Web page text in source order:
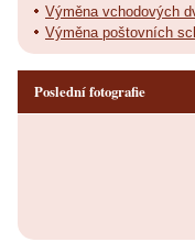
Výměna vchodových
Výměna poštovních
Poslední fotografie